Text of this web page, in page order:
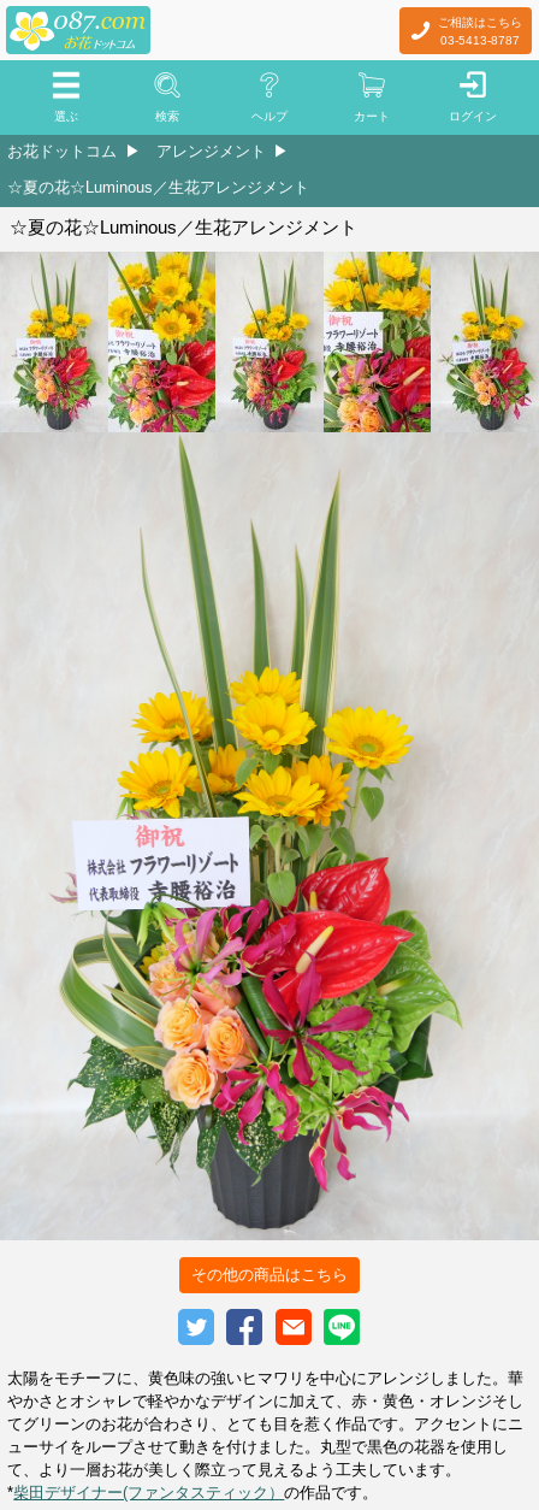
ご相談はこちら
03-5413-8787
選ぶ 検索 ヘルプ カート ログイン
お花ドットコム
アレンジメント
☆夏の花☆Luminous／生花アレンジメント
☆夏の花☆Luminous／生花アレンジメント
その他の商品はこちら
太陽をモチーフに、黄色味の強いヒマワリを中心にアレンジしました。華
やかさとオシャレで軽やかなデザインに加えて、赤・黄色・オレンジそし
てグリーンのお花が合わさり、とても目を惹く作品です。アクセントにニ
ューサイをループさせて動きを付けました。丸型で黒色の花器を使用し
て、より一層お花が美しく際立って見えるよう工夫しています。
*柴田デザイナー(ファンタスティック）の作品です。